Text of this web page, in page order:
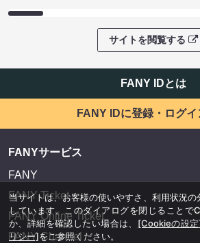
サイトを閲覧する
FANY IDとは
FANY IDに登録・ログイ
FANYサービス
FANY
FANY Ticket
FANY Online Ticket
FANY Channel
当サイトは、お客様の使いやすさ、利用状況
しています。このダイアログを閉じることで
か、詳細を確認したい場合は、 [Cookieの設
リシー]をご参照ください。